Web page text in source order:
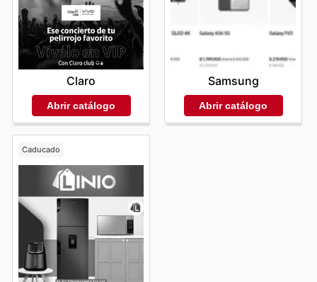
Claro
Abrir catálogo
Samsung
Abrir catálogo
Caducado